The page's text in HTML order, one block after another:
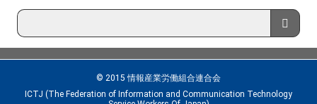
© 2015 情報産業労働組合連合会
ICTJ (The Federation of Information and Communication Technology